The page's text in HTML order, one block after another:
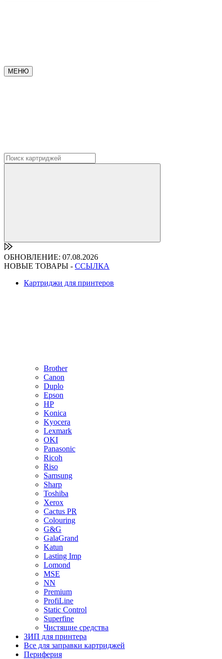
МЕНЮ
ОБНОВЛЕНИЕ: 07.08.2026
НОВЫЕ ТОВАРЫ - ССЫЛКА
Картриджи для принтеров
Brother
Canon
Duplo
Epson
HP
Konica
Kyocera
Lexmark
OKI
Panasonic
Ricoh
Riso
Samsung
Sharp
Toshiba
Xerox
Cactus PR
Colouring
G&G
GalaGrand
Katun
Lasting Imp
Lomond
MSE
NN
Premium
ProfiLine
Static Control
Superfine
Чистящие средства
ЗИП для принтера
Все для заправки картриджей
Периферия